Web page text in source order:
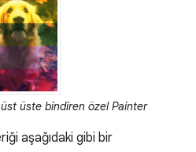
üste bindiren özel Painter
aşağıdaki gibi bir